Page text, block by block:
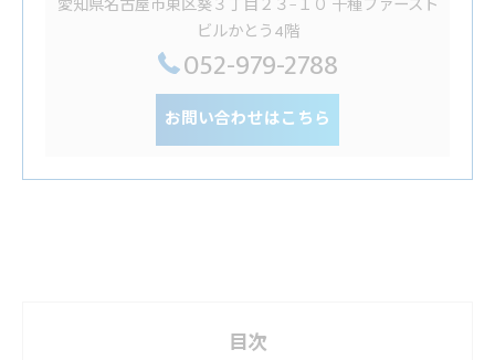
ビルかとう4階
052-979-2788
お問い合わせはこちら
目次